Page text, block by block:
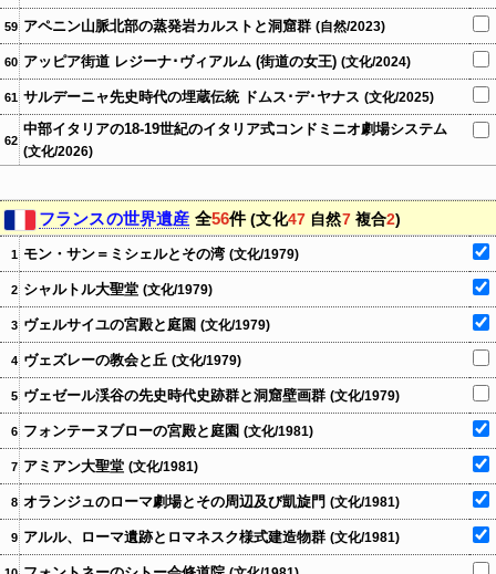
59 アペニン山脈北部の蒸発岩カルストと洞窟群 (自然/2023)
60 アッピア街道 レジーナ･ヴィアルム (街道の女王) (文化/2024)
61 サルデーニャ先史時代の埋蔵伝統 ドムス･デ･ヤナス (文化/2025)
62
中部イタリアの18-19世紀のイタリア式コンドミニオ劇場システム
(文化/2026)
フランスの世界遺産 全56件(文化47 自然7複合2)
1 モン・サン＝ミシェルとその湾 (文化/1979)
2 シャルトル大聖堂 (文化/1979)
3 ヴェルサイユの宮殿と庭園 (文化/1979)
4 ヴェズレーの教会と丘 (文化/1979)
5 ヴェゼール渓谷の先史時代史跡群と洞窟壁画群 (文化/1979)
6 フォンテーヌブローの宮殿と庭園 (文化/1981)
7 アミアン大聖堂 (文化/1981)
8 オランジュのローマ劇場とその周辺及び凱旋門 (文化/1981)
9 アルル、ローマ遺跡とロマネスク様式建造物群 (文化/1981)